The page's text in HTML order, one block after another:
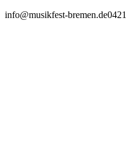
info@musikfest-bremen.de